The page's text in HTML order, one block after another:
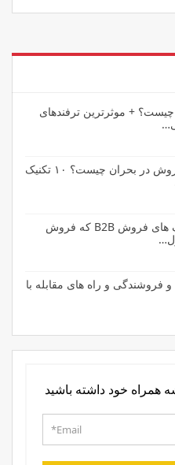
+ موثرترین ترفندهای
بهترین راه حل فروش در بحران چیست؟ ۱۰ تکنیک
۱۰ ترفند از تکنیک های فروش B2B که فروش
فروشندگی و راه های مقابله با
همراه خود داشته باشید